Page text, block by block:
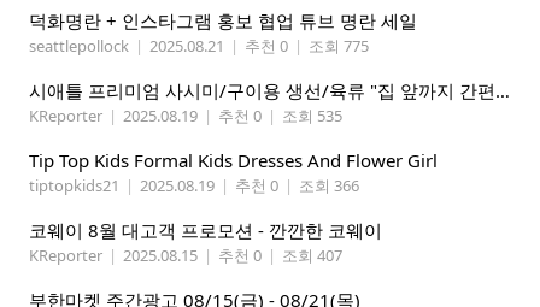
덕화명란 + 인스타그램 홍보 협업 튜브 명란 세일
seattlepollock | 2025.08.21 | 추천 0 | 조회 775
시애틀 프리미엄 사시미/구이용 생선/육류 "집 앞까지 간편하게" – 영오션샵닷컴
KReporter | 2025.08.19 | 추천 0 | 조회 535
Tip Top Kids Formal Kids Dresses And Flower Girl
tiptopkids21 | 2025.08.19 | 추천 0 | 조회 366
코웨이 8월 대고객 프로모션 - 깐깐한 코웨이
KReporter | 2025.08.15 | 추천 0 | 조회 407
부한마켓 주간광고 08/15(금) - 08/21(목)